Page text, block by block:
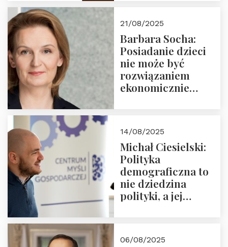
Nowego
Ćwierćwiecza”
21/08/2025
Barbara Socha:
Posiadanie dzieci
nie może być
rozwiązaniem
ekonomicznie
14/08/2025
Michał Ciesielski:
Polityka
demograficzna to
nie dziedzina
polityki, a jej
06/08/2025